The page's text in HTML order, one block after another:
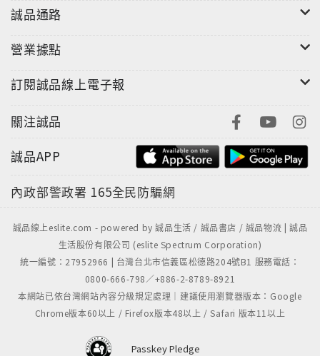
誠品通路
營業據點
訂閱誠品線上電子報
關注誠品
誠品APP
內政部警政署 165全民防騙網
誠品線上eslite.com - powered by 誠品生活 / 誠品書店 / 誠品物流 | 誠品
生活股份有限公司 (eslite Spectrum Corporation)
統一編號：27952966 | 台灣台北市信義區松德路204號B1 服務電話：
0800-666-798／+886-2-8789-8921
本網站已依台灣網站內容分級規定處理｜建議使用瀏覽器版本：Google
Chrome版本60以上 / Firefox版本48以上 / Safari 版本11以上
Passkey Pledge